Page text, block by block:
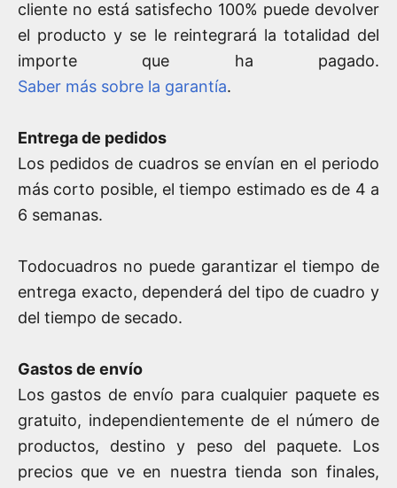
cliente no está satisfecho 100% puede devolver
el producto y se le reintegrará la totalidad del
importe que ha pagado.
Saber más sobre la garantía.
Entrega de pedidos
Los pedidos de cuadros se envían en el periodo
más corto posible, el tiempo estimado es de 4 a
6 semanas.
Todocuadros no puede garantizar el tiempo de
entrega exacto, dependerá del tipo de cuadro y
del tiempo de secado.
Gastos de envío
Los gastos de envío para cualquier paquete es
gratuito, independientemente de el número de
productos, destino y peso del paquete. Los
precios que ve en nuestra tienda son finales,